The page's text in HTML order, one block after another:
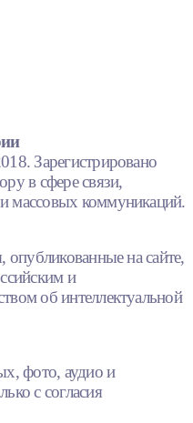
Зарегистрировано
в сфере связи,
массовых коммуникаций.
на сайте,
и
об интеллектуальной
фото, аудио и
с согласия